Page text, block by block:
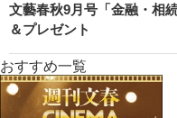
文藝春秋9月号「金融・相
＆プレゼント
おすすめ一覧